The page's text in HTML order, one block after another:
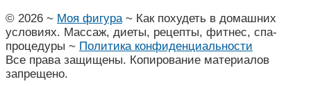
© 2026 ~ Моя фигура~ Как похудеть в домашних
условиях. Массаж, диеты, рецепты, фитнес, спа-
процедуры ~ Политика конфиденциальности
Все права защищены. Копирование материалов
запрещено.